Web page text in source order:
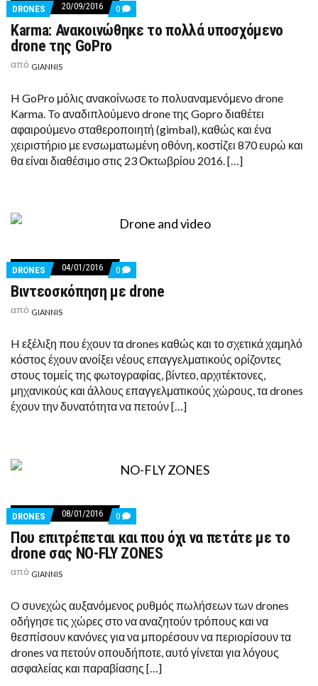
DRONES 20/09/2016 0 COMMENTS
ON
KARMA:
ΑΝΑΚΟΙΝΏΘΗΚΕ
ΤΗΣ
GOPRO
Karma: Ανακοινώθηκε τo πολλά υποσχόμενο
drone της GoPro
από GIANNIS
H GoPro μόλις ανακοίνωσε τo πολυαναμενόμενo drone
Karma. To αναδιπλούμενο drone της Gopro διαθέτει
αφαιρούμενo σταθεροποιητή (gimbal), καθώς και ένα
χειριστήριο με ενσωματωμένη οθόνη, κοστίζει 870 ευρώ και
θα είναι διαθέσιμο στις 23 Οκτωβρίου 2016. […]
DRONES 04/01/2016 0 COMMENTS
ON
ΒΙΝΤΕΟΣΚΌΠΗΣΗ
Βιντεοσκόπηση με drone
από GIANNIS
H εξέλιξη που έχουν τα drones καθώς και το σχετικά χαμηλό
κόστος έχουν ανοίξει νέους επαγγελματικούς ορίζοντες
στους τομείς της φωτογραφίας, βίντεο, αρχιτέκτονες,
μηχανικούς και άλλους επαγγελματικούς χώρους, τα drones
έχουν την δυνατότητα να πετούν […]
DRONES 08/01/2016 0 COMMENTS
ON
ΠΟΥ
ΕΠΙΤΡΈΠΕΤΑΙ
ΚΑΙ
ΜΕ
ΤΟ
DRONE
ΣΑΣ
NO-
FLY
ZONES
Που επιτρέπεται και που όχι να πετάτε με το
drone σας NO-FLY ZONES
από GIANNIS
O συνεχώς αυξανόμενος ρυθμός πωλήσεων των drones
οδήγησε τις χώρες στο να αναζητούν τρόπους και να
θεσπίσουν κανόνες για να μπορέσουν να περιορίσουν τα
drones να πετούν οπουδήποτε, αυτό γίνεται για λόγους
ασφαλείας και παραβίασης […]